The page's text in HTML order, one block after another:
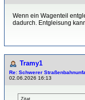
Wenn ein Wagenteil
dadurch. Entgleisung
Tramy1
Re: Schwerer
02.06.2026 16:13
Zitat